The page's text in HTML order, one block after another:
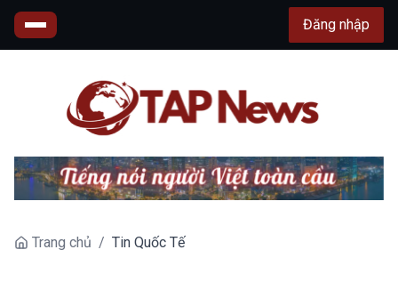
Đăng nhập
Trang chủ / Tin Quốc Tế